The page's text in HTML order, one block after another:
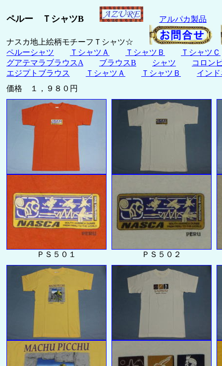
ペルー ＴシャツB アルパカ製品
ナスカ地上絵柄モチーフＴシャツ☆
ペルーシャツ
ＴシャツＡ ＴシャツＢ
ＴシャツＣ
グアテマラブラウスA
ブラウスB シャツ
コロン
エジプトブラウス
ＴシャツＡ ＴシャツＢ
イン
価格 １，９８０円
ＰＳ５０１ ＰＳ５０２